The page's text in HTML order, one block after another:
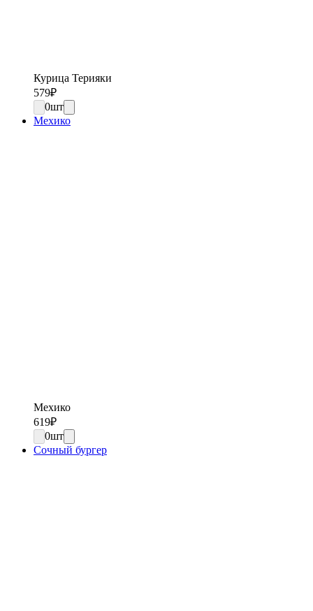
Курица Терияки
579₽
0шт
Мехико
Мехико
619₽
0шт
Сочный бургер